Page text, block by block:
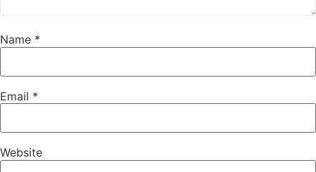
Name *
Email *
Website